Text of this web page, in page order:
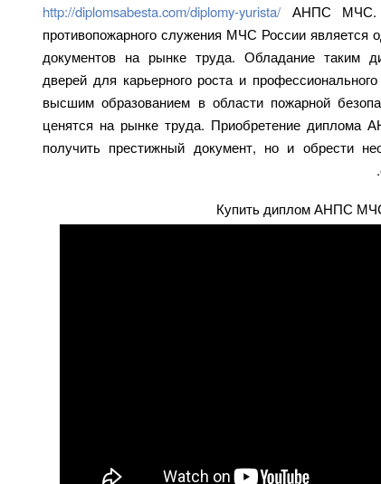
http://diplomsabesta.com/diplomy-yurista/ АНПС МЧС.
противопожарного служения МЧС России является
документов на рынке труда. Обладание таким
дверей для карьерного роста и
высшим образованием в области пожарной
ценятся на рынке труда. Приобретение диплома
получить престижный документ, но и обрести